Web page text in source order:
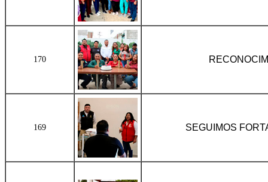
170
169 SEGUIMOS